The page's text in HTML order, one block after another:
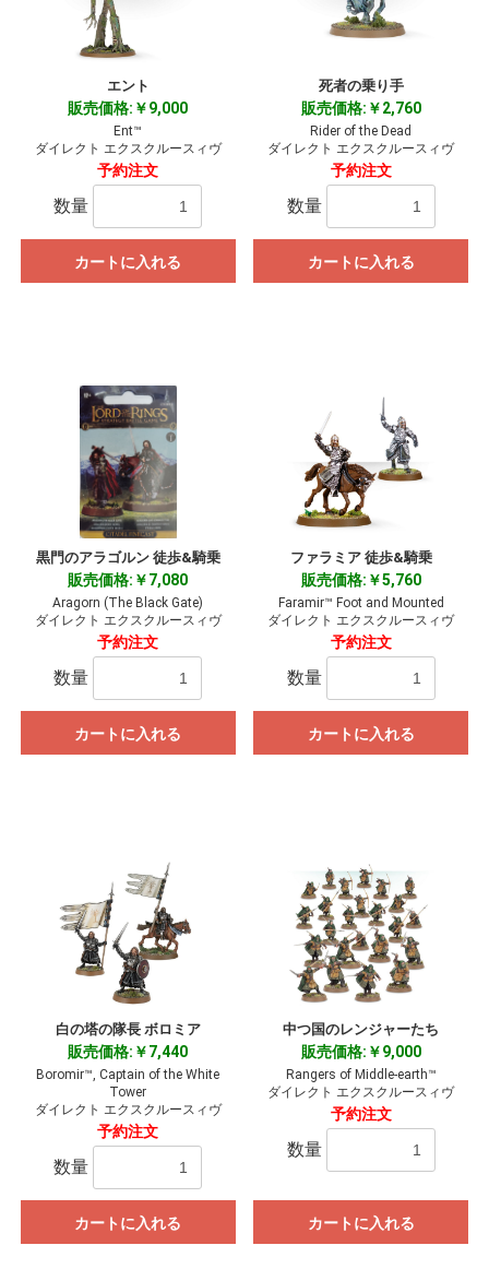
エント
販売価格:￥9,000
Ent™
ダイレクト エクスクルースィヴ
予約注文
数量
カートに入れる
死者の乗り手
販売価格:￥2,760
Rider of the Dead
ダイレクト エクスクルースィヴ
予約注文
数量
カートに入れる
黒門のアラゴルン 徒歩&騎乗
販売価格:￥7,080
Aragorn (The Black Gate)
ダイレクト エクスクルースィヴ
予約注文
数量
カートに入れる
ファラミア 徒歩&騎乗
販売価格:￥5,760
Faramir™ Foot and Mounted
ダイレクト エクスクルースィヴ
予約注文
数量
カートに入れる
白の塔の隊長 ボロミア
販売価格:￥7,440
Boromir™, Captain of the White
Tower
ダイレクト エクスクルースィヴ
予約注文
数量
カートに入れる
中つ国のレンジャーたち
販売価格:￥9,000
Rangers of Middle-earth™
ダイレクト エクスクルースィヴ
予約注文
数量
カートに入れる